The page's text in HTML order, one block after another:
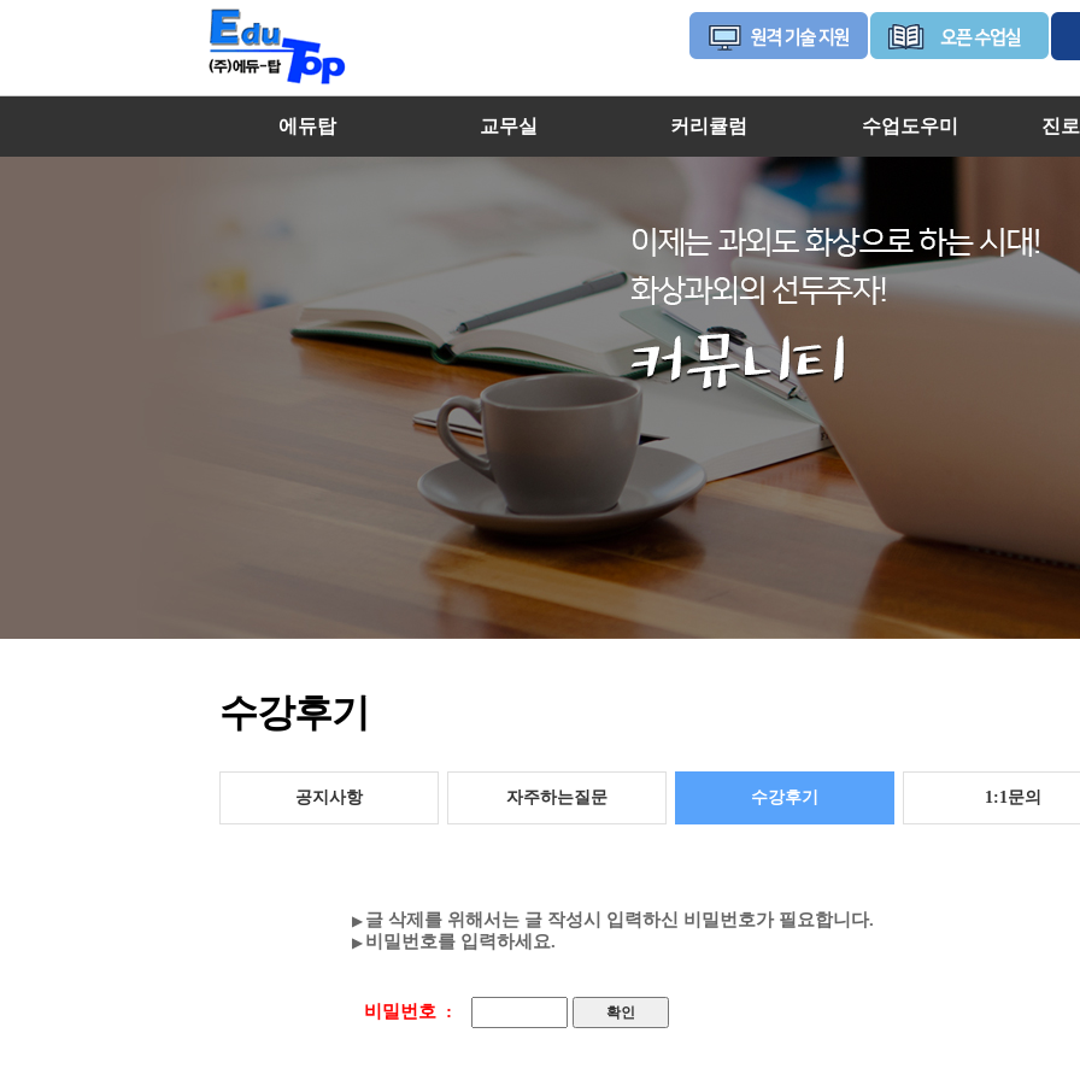
에듀탑
찾아오시는 길
교무실
국어/과학/사회선생님
멘토선생님
커리큘럼
중학생
초등학생
수업도우미
오픈수업실
원격기술지원
화상강의실이용가이드
캠/헤드셋/펜마우스 설정
진
학생
수강후기
공지사항 자주하는질문 수강후기 1:1문의
▶ 글 삭제를 위해서는 글 작성시 입력하신 비밀번호가 필요합니다.
▶ 비밀번호를 입력하세요.
비밀번호 :